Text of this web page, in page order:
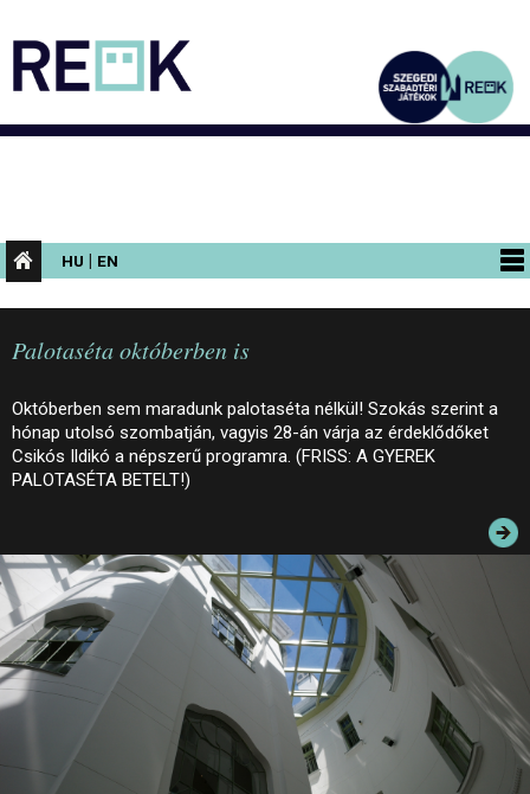
HU | EN
PROGRAMOK
KIÁLLÍTÁSOK
AZ ÉPÜLET
INFORMÁCIÓK
ELÉRHETŐSÉG
PALOTASÉTÁK ÉS VEZETÉSEK
KÖZÉRDEKŰ ADATOK
Palotaséta októberben is
Októberben sem maradunk palotaséta nélkül! Szokás szerint a
hónap utolsó szombatján, vagyis 28-án várja az érdeklődőket
Csikós Ildikó a népszerű programra. (FRISS: A GYEREK
PALOTASÉTA BETELT!)